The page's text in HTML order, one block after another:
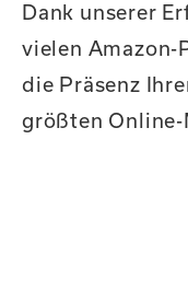
Dank unserer
vielen Amazon-
die Präsenz
größten